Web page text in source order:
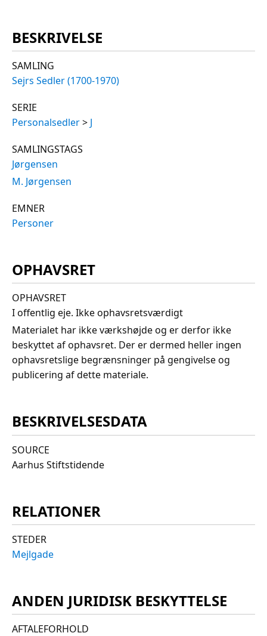
BESKRIVELSE
SAMLING
Sejrs Sedler (1700-1970)
SERIE
Personalsedler> J
SAMLINGSTAGS
Jørgensen
M. Jørgensen
EMNER
Personer
OPHAVSRET
OPHAVSRET
I offentlig eje. Ikke ophavsretsværdigt
Materialet har ikke værkshøjde og er derfor ikke
beskyttet af ophavsret. Der er dermed heller ingen
ophavsretslige begrænsninger på gengivelse og
publicering af dette materiale.
BESKRIVELSESDATA
SOURCE
Aarhus Stiftstidende
RELATIONER
STEDER
Mejlgade
ANDEN JURIDISK BESKYTTELSE
AFTALEFORHOLD